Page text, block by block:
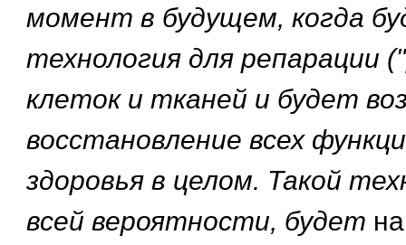
момент в будущем, когда
технология для репарации
клеток и тканей и будет
восстановление всех
здоровья в целом. Такой
всей вероятности, будет